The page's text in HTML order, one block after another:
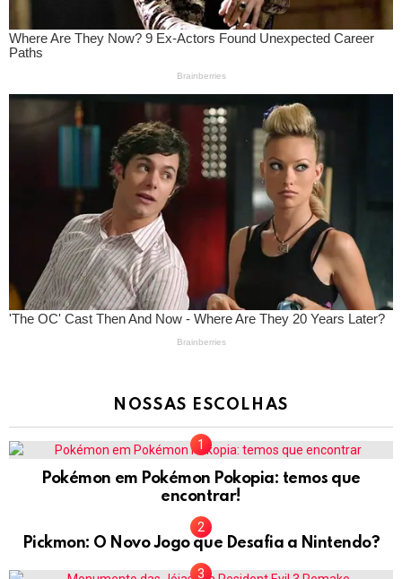
NOSSAS ESCOLHAS
Pokémon em Pokémon Pokopia: temos que
encontrar!
Pickmon: O Novo Jogo que Desafia a Nintendo?